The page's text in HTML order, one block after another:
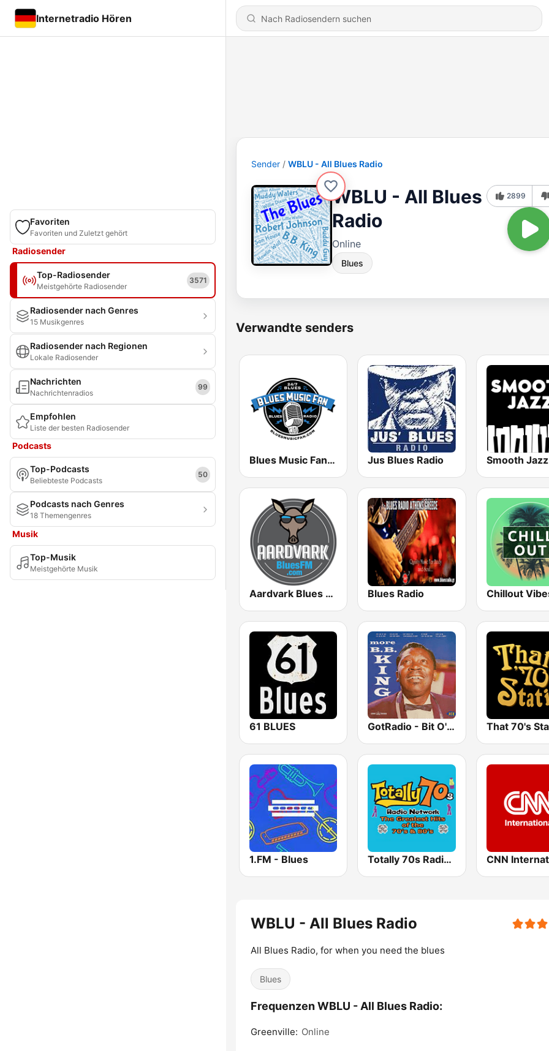
Internetradio Hören
Favoriten
Favoriten und Zuletzt gehört
Radiosender
Top-Radiosender
Meistgehörte Radiosender
3571
Radiosender nach Genres
15 Musikgenres
Radiosender nach Regionen
Lokale Radiosender
Nachrichten
Nachrichtenradios
99
Empfohlen
Liste der besten Radiosender
Podcasts
Top-Podcasts
Beliebteste Podcasts
50
Podcasts nach Genres
18 Themengenres
Musik
Top-Musik
Meistgehörte Musik
Sender WBLU - All Blues Radio
WBLU - All Blues
Radio
Online
Blues
2899
Verwandte senders
Blues Music Fan Radio Jus Blues Radio
Aardvark Blues FM Blues Radio Chillout
61 BLUES GotRadio - Bit O' Blues That 70's
1.FM - Blues Totally 70s Radio Network CNN
WBLU - All Blues Radio
All Blues Radio, for when you need the blues
Blues
Frequenzen WBLU - All Blues Radio:
Greenville: Online